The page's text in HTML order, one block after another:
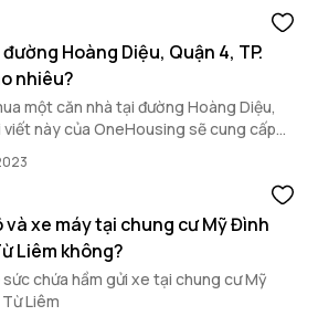
Hoàng Diệu, Quận 4, TP.
nhiêu?
một căn nhà tại đường Hoàng Diệu,
viết này của OneHousing sẽ cung cấp
quan đến giá nhà riêng tại khu vực
và xe máy tại chung cư Mỹ Đình
Liêm không?
chứa hầm gửi xe tại chung cư Mỹ
Liêm